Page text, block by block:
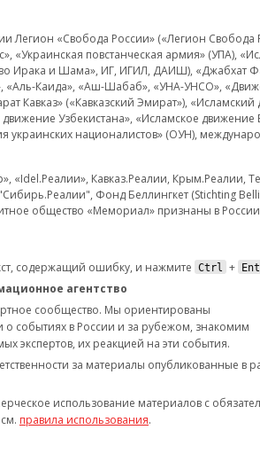
Легион «Свобода России» («Легион Свобода
«Украинская повстанческая армия» (УПА),
Ирака и Шама», ИГ, ИГИЛ, ДАИШ), «Джабхат
Каида», «Аш-Шабаб», «УНА-УНСО»,
Кавказ» («Кавказский Эмират»),
движение Узбекистана», «Исламское
украинских националистов» (ОУН),
«Idel.Реалии», Кавказ.Реалии,
Фонд Беллингкет (Stichting
общество «Мемориал» признаны в
содержащий ошибку, и нажмите Ctrl +
агентство
сообщество. Мы ориентированы
событиях в России и за рубежом, знакомим
экспертов, их реакцией на эти события.
за материалы опубликованные в
использование материалов с
правила использования.